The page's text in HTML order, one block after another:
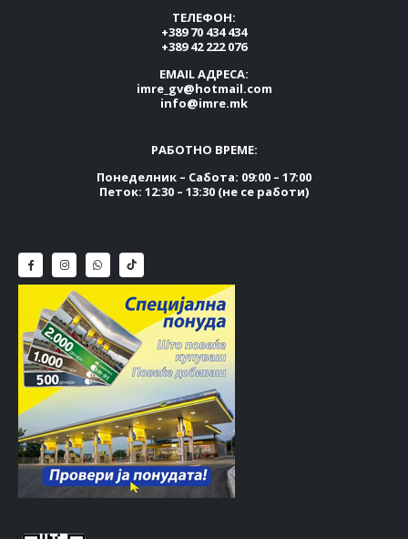
ТЕЛЕФОН:
+389 70 434 434
+389 42 222 076
EMAIL АДРЕСА:
imre_gv@hotmail.com
info@imre.mk
РАБОТНО ВРЕМЕ:
Понеделник – Сабота: 09:00 – 17:00
Петок: 12:30 – 13:30 (не се работи)